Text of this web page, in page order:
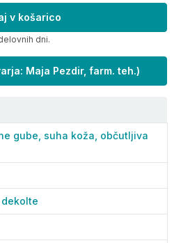
v košarico
dni.
Maja Pezdir, farm. teh.)
gube, suha koža, občutljiva
dekolte